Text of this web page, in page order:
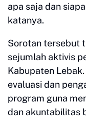
apa saja dan
katanya.
Sorotan tersebut
sejumlah aktivis
Kabupaten
evaluasi dan
program guna
dan akuntabilitas